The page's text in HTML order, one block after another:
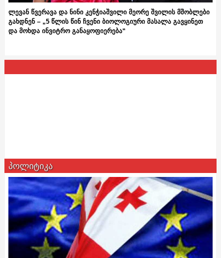
ლევან წვერავა და ნინი კენჭიაშვილი მეორე შვილის მშობლები
გახდნენ – „5 წლის წინ ჩვენი ბიოლოგიური მასალა გავყინეთ
და მოხდა ინვიტრო განაყოფიერება“
პოლიტიკა